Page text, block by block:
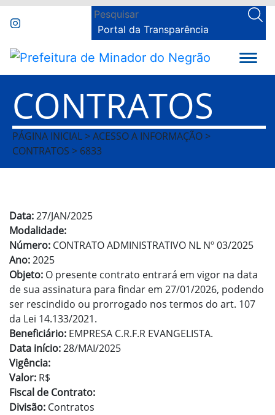
Portal da Transparência
CONTRATOS
PÁGINA INICIAL > ACESSO A INFORMAÇÃO >
CONTRATOS > 6833
Data:27/JAN/2025
Modalidade:
Número: CONTRATO ADMINISTRATIVO NL Nº 03/2025
Ano:2025
Objeto: O presente contrato entrará em vigor na data
de sua assinatura para findar em 27/01/2026, podendo
ser rescindido ou prorrogado nos termos do art. 107
da Lei 14.133/2021.
Beneficiário: EMPRESA C.R.F.R EVANGELISTA.
Data início:28/MAI/2025
Vigência:
Valor: R$
Fiscal de Contrato:
Divisão: Contratos